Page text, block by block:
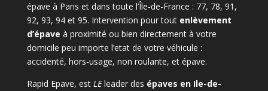
épave à Paris et dans toute l’Île-de-France : 77, 78, 91,
92, 93, 94 et 95. Intervention pour tout enlèvement
d’épave à proximité ou bien directement à votre
domicile peu importe l’etat de votre véhicule :
accidenté, hors-usage, non roulante, et épave.
Rapid Epave, est LEleader des épaves en Ile-de-